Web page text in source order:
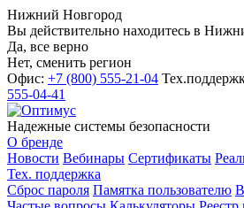
Нижний Новгород
Вы действительно находитесь в
Да, все верно
Нет, сменить регион
Офис: +7 (800) 555-21-04
555-04-41
Надежные системы безопасности
О бренде
Новости Вебинары Сертификаты
Тех. поддержка
Сброс пароля Памятка пользователю